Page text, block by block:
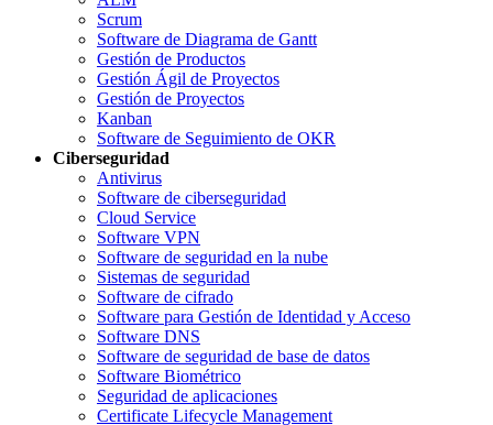
Scrum
Software de Diagrama de Gantt
Gestión de Productos
Gestión Ágil de Proyectos
Gestión de Proyectos
Kanban
Software de Seguimiento de OKR
Ciberseguridad
Antivirus
Software de ciberseguridad
Cloud Service
Software VPN
Software de seguridad en la nube
Sistemas de seguridad
Software de cifrado
Software para Gestión de Identidad y Acceso
Software DNS
Software de seguridad de base de datos
Software Biométrico
Seguridad de aplicaciones
Certificate Lifecycle Management